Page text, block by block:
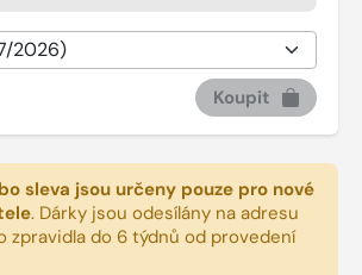
Koupit
sleva jsou určeny pouze pro nové
. Dárky jsou odesílány na adresu
zpravidla do 6 týdnů od provedení